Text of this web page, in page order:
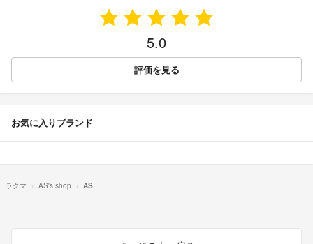
5.0
評価を見る
お気に入りブランド
ラクマ AS's shop AS